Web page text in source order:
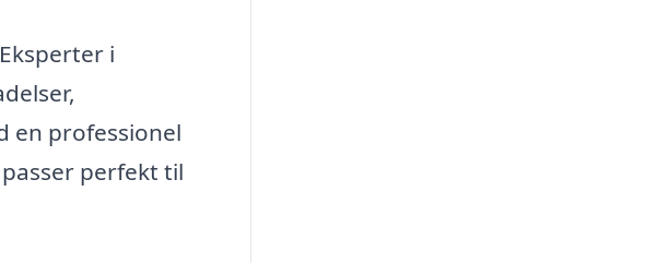
i
en professionel
perfekt til